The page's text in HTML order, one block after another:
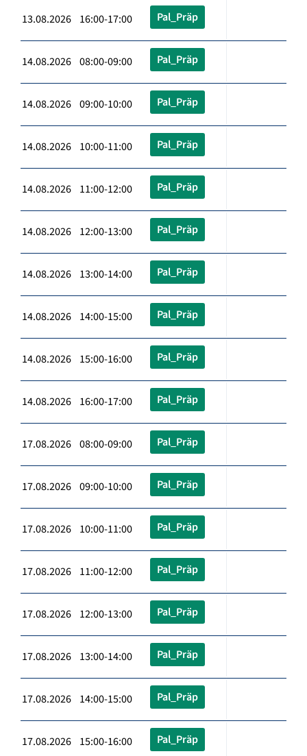
13.08.2026 16:00-17:00 Pal_Präp
14.08.2026 08:00-09:00 Pal_Präp
14.08.2026 09:00-10:00 Pal_Präp
14.08.2026 10:00-11:00 Pal_Präp
14.08.2026 11:00-12:00 Pal_Präp
14.08.2026 12:00-13:00 Pal_Präp
14.08.2026 13:00-14:00 Pal_Präp
14.08.2026 14:00-15:00 Pal_Präp
14.08.2026 15:00-16:00 Pal_Präp
14.08.2026 16:00-17:00 Pal_Präp
17.08.2026 08:00-09:00 Pal_Präp
17.08.2026 09:00-10:00 Pal_Präp
17.08.2026 10:00-11:00 Pal_Präp
17.08.2026 11:00-12:00 Pal_Präp
17.08.2026 12:00-13:00 Pal_Präp
17.08.2026 13:00-14:00 Pal_Präp
17.08.2026 14:00-15:00 Pal_Präp
17.08.2026 15:00-16:00 Pal_Präp